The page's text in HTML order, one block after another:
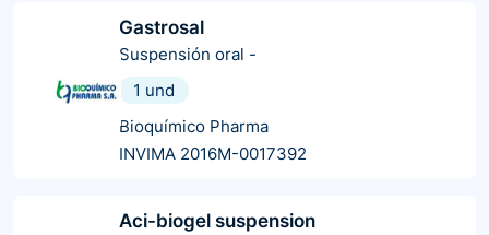
Gastrosal
Suspensión oral -
1 und
Bioquímico Pharma
INVIMA 2016M-0017392
Aci-biogel suspension